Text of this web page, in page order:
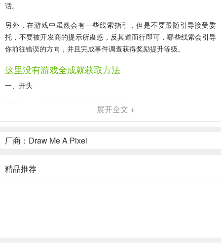
话。
另外，在游戏中虽然会有一些线索指引，但是不要跟随引导接受委
托，不要被开发商的提示所蛊惑，反其道而行即可，哪些线索会引导
你前往错误的方向，并且完成事件调查获得奖励提升等级。
这里没有游戏全成就获取方法
一、开头
获取方法：跟随着主界面的箭头点击退出。
二、第一章
1、获取方法：在剪刀石头布游戏里连续输掉若干次。
展开全文 +
厂商：Draw Me A Pixel
精品推荐